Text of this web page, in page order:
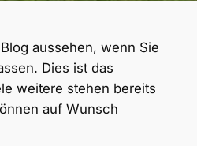
aussehen, wenn Sie
Dies ist das
weitere stehen bereits
auf Wunsch